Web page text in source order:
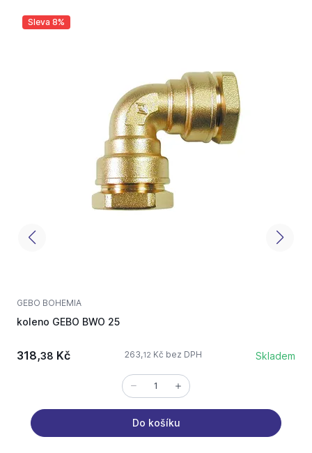
Sleva 8%
GEBO BOHEMIA
koleno GEBO BWO 25
318,38 Kč 263,12 Kč bez DPH Skladem
Do košíku